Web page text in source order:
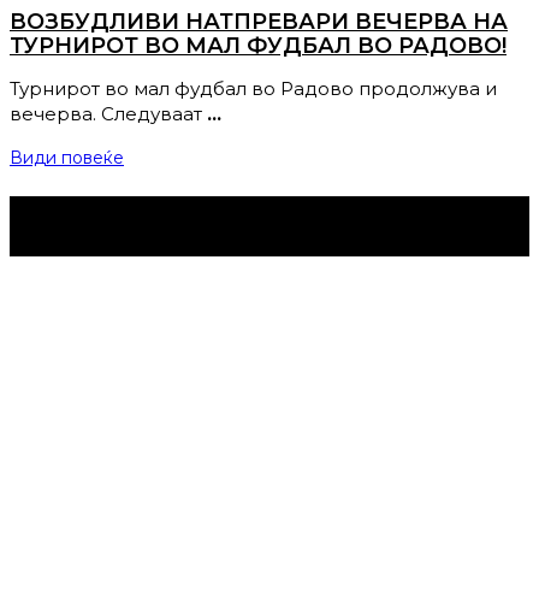
ВОЗБУДЛИВИ НАТПРЕВАРИ ВЕЧЕРВА НА
ТУРНИРОТ ВО МАЛ ФУДБАЛ ВО РАДОВО!
Турнирот во мал фудбал во Радово продолжува и
вечерва. Следуваат …
Види повеќе